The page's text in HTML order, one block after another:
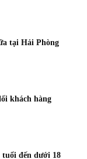
tại Hải Phòng
khách hàng
đến dưới 18